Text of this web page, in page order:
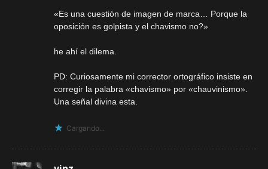
«Es una cuestión de imagen de marca… Porque la
oposición es golpista y el chavismo no?»
he ahí el dilema.
PD: Curiosamente mi corrector ortográfico insiste en
corregir la palabra «chavismo» por «chauvinismo».
Una señal divina esta.
Cargando...